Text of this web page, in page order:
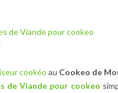
de Viande pour cookeo
cookéo au Cookeo de
de Viande pour cookeo